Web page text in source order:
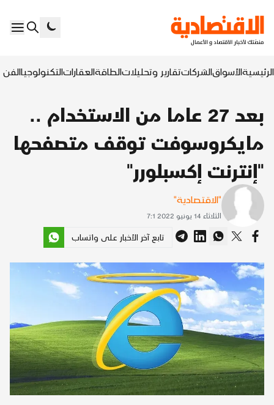
الرئيسيةالأسواقالشركاتتقارير وتحليلاتالطاقةالعقاراتالتكنولوجياالفن
بعد 27 عاما من الاستخدام ..
مايكروسوفت توقف متصفحها
"إنترنت إكسبلورر"
"الاقتصادية"
الثلاثاء 14 يونيو 2022 7:1
تابع آخر الأخبار على واتساب